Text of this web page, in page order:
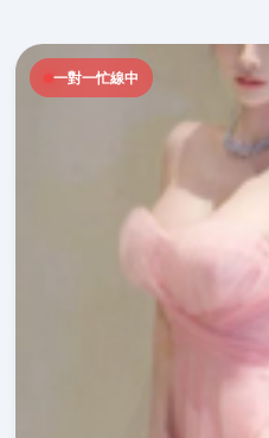
一對一忙線中